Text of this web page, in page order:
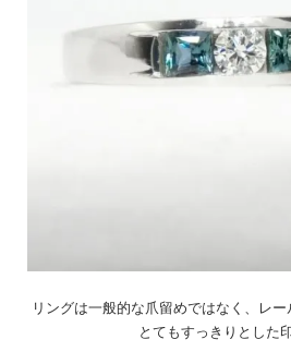
リングは一般的な爪留めではなく、レ
とてもすっきりとした